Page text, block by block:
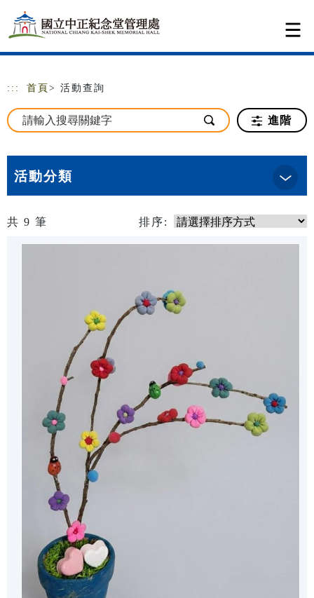
跳到主要內容
網站導覽
::: 首頁 > 活動查詢
進階
活動分類
共 9 筆 排序: